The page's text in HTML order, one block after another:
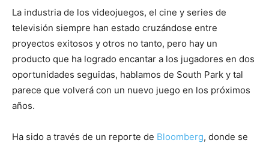
La industria de los videojuegos, el cine y series de
televisión siempre han estado cruzándose entre
proyectos exitosos y otros no tanto, pero hay un
producto que ha logrado encantar a los jugadores en dos
oportunidades seguidas, hablamos de South Park y tal
parece que volverá con un nuevo juego en los próximos
años.
Ha sido a través de un reporte de Bloomberg, donde se